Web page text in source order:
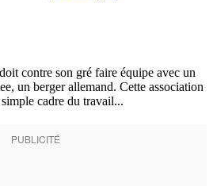
contre son gré faire équipe avec un
un berger allemand. Cette association
cadre du travail...